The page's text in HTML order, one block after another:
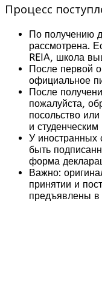
Процесс
По получению
рассмотрена.
REIA, школа
После первой
официальное
После
пожалуйста,
посольство
и студенческим
У иностранных
быть
форма
Важно:
принятии и
предъявлены в